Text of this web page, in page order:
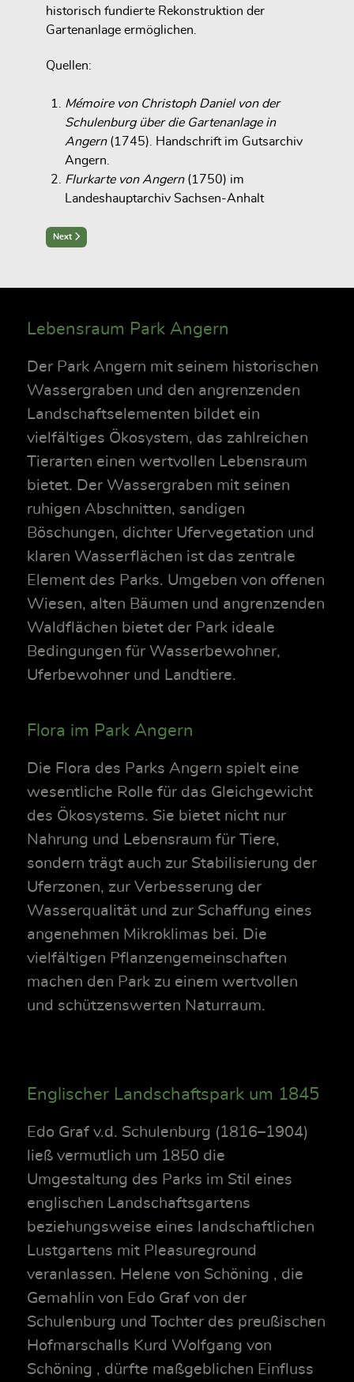
historisch fundierte Rekonstruktion der
Gartenanlage ermöglichen.
Quellen:
Mémoire von Christoph Daniel von der
Schulenburg über die Gartenanlage in
Angern (1745). Handschrift im Gutsarchiv
Angern.
Flurkarte von Angern(1750) im
Landeshauptarchiv Sachsen-Anhalt
Next article: Englischer Landschaftspark um 1845
Next
Lebensraum Park Angern
Der Park Angern mit seinem historischen
Wassergraben und den angrenzenden
Landschaftselementen bildet ein
vielfältiges Ökosystem, das zahlreichen
Tierarten einen wertvollen Lebensraum
bietet. Der Wassergraben mit seinen
ruhigen Abschnitten, sandigen
Böschungen, dichter Ufervegetation und
klaren Wasserflächen ist das zentrale
Element des Parks. Umgeben von offenen
Wiesen, alten Bäumen und angrenzenden
Waldflächen bietet der Park ideale
Bedingungen für Wasserbewohner,
Uferbewohner und Landtiere.
Flora im Park Angern
Die Flora des Parks Angern spielt eine
wesentliche Rolle für das Gleichgewicht
des Ökosystems. Sie bietet nicht nur
Nahrung und Lebensraum für Tiere,
sondern trägt auch zur Stabilisierung der
Uferzonen, zur Verbesserung der
Wasserqualität und zur Schaffung eines
angenehmen Mikroklimas bei. Die
vielfältigen Pflanzengemeinschaften
machen den Park zu einem wertvollen
und schützenswerten Naturraum.
Englischer Landschaftspark um 1845
Edo Graf v.d. Schulenburg (1816–1904)
ließ vermutlich um 1850 die
Umgestaltung des Parks im Stil eines
englischen Landschaftsgartens
beziehungsweise eines landschaftlichen
Lustgartens mit Pleasureground
veranlassen. Helene von Schöning , die
Gemahlin von Edo Graf von der
Schulenburg und Tochter des preußischen
Hofmarschalls Kurd Wolfgang von
Schöning , dürfte maßgeblichen Einfluss